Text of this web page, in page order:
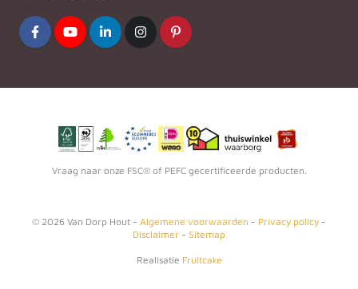
Vraag naar onze FSC® of PEFC gecertificeerde producten.
© 2026 Van Dorp Hout - Algemene voorwaarden - Privacy policy -
Disclaimer - Sitemap
Realisatie Fruitcake